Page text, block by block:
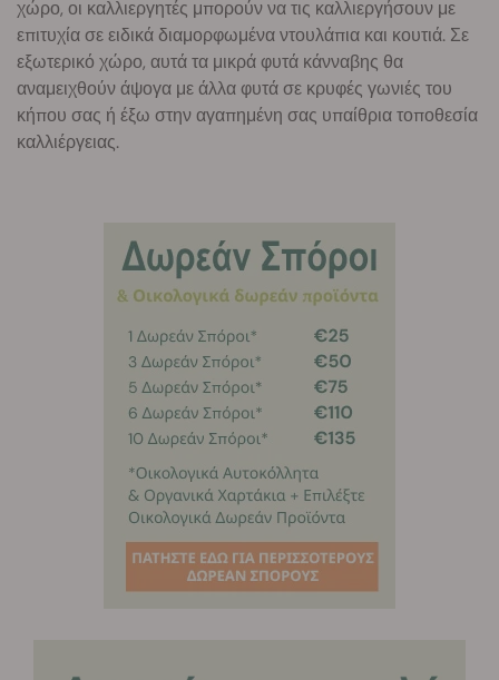
χώρο, οι καλλιεργητές μπορούν να τις καλλιεργήσουν με
επιτυχία σε ειδικά διαμορφωμένα ντουλάπια και κουτιά. Σε
εξωτερικό χώρο, αυτά τα μικρά φυτά κάνναβης θα
αναμειχθούν άψογα με άλλα φυτά σε κρυφές γωνιές του
κήπου σας ή έξω στην αγαπημένη σας υπαίθρια τοποθεσία
καλλιέργειας.